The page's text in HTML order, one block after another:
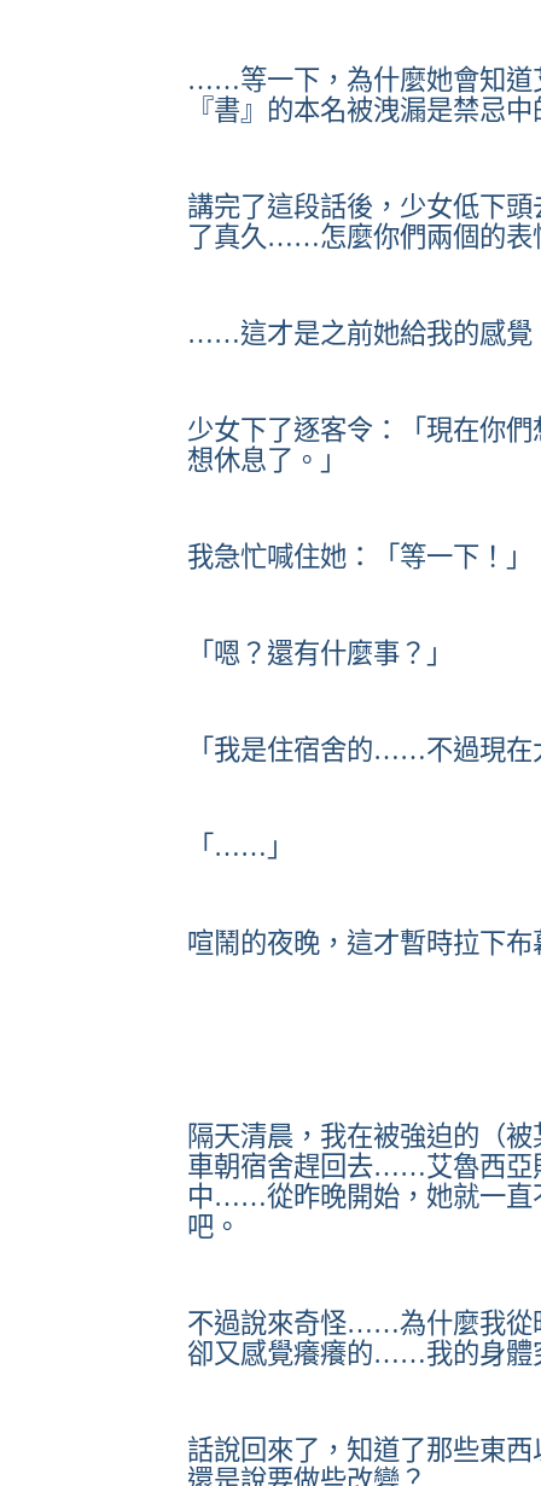
……等一下，為什麼她會知道
『書』的本名被洩漏是禁忌
講完了這段話後，少女低下
了真久……怎麼你們兩個的表
……這才是之前她給我的感覺
少女下了逐客令：「現在你
想休息了。」
我急忙喊住她：「等一下！」
「嗯？還有什麼事？」
「我是住宿舍的……不過現
「……」
喧鬧的夜晚，這才暫時拉下布
隔天清晨，我在被強迫的（
車朝宿舍趕回去……艾魯西亞
中……從昨晚開始，她就一直
吧。
不過說來奇怪……為什麼我從
卻又感覺癢癢的……我的身
話說回來了，知道了那些東